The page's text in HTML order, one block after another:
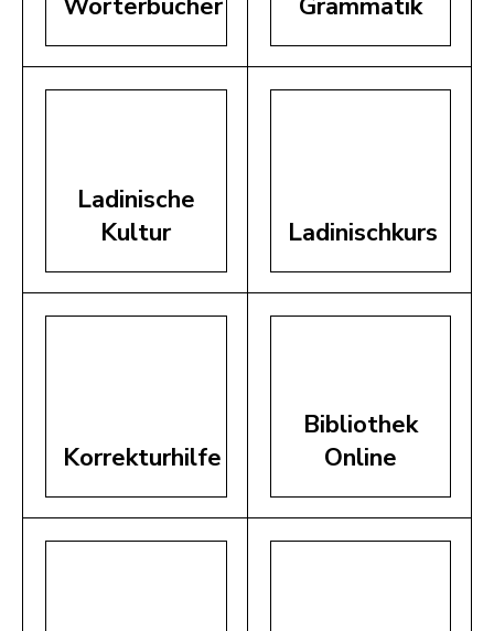
Wörterbücher
Grammatik
Ladinische
Kultur
Ladinischkurs
Korrekturhilfe
Bibliothek
Online